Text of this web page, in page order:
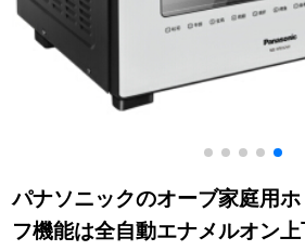
パナソニックのオーブ家庭用
フ機能は全自動エナメルオン